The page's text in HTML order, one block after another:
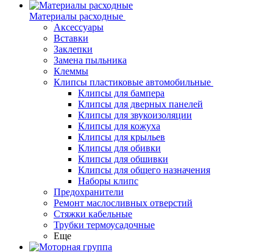
Материалы расходные
Аксессуары
Вставки
Заклепки
Замена пыльника
Клеммы
Клипсы пластиковые автомобильные
Клипсы для бампера
Клипсы для дверных панелей
Клипсы для звукоизоляции
Клипсы для кожуха
Клипсы для крыльев
Клипсы для обивки
Клипсы для обшивки
Клипсы для общего назначения
Наборы клипс
Предохранители
Ремонт маслосливных отверстий
Стяжки кабельные
Трубки термоусадочные
Еще